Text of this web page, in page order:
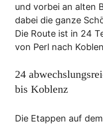
und vorbei an alten
dabei die ganze
Die Route ist in 24
von Perl nach
24
bis Koblenz
Die Etappen auf